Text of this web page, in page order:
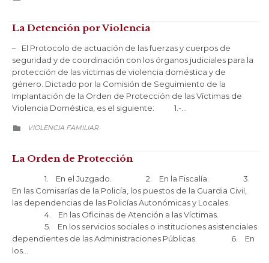
La Detención por Violencia
– El Protocolo de actuación de las fuerzas y cuerpos de
seguridad y de coordinación con los órganos judiciales para la
protección de las víctimas de violencia doméstica y de
género. Dictado por la Comisión de Seguimiento de la
Implantación de la Orden de Protección de las Víctimas de
Violencia Doméstica, es el siguiente: 1.-…
 CATEGORY
VIOLENCIA FAMILIAR
La Orden de Protección
1. En el Juzgado. 2. En la Fiscalía. 3.
En las Comisarías de la Policía, los puestos de la Guardia Civil,
las dependencias de las Policías Autonómicas y Locales.
4. En las Oficinas de Atención a las Víctimas.
5. En los servicios sociales o instituciones asistenciales
dependientes de las Administraciones Públicas. 6. En
los…